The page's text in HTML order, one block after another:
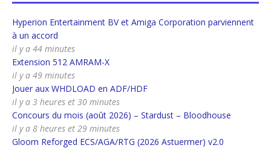
Hyperion Entertainment BV et Amiga Corporation parviennent
à un accord
il y a 44 minutes
Extension 512 AMRAM-X
il y a 49 minutes
Jouer aux WHDLOAD en ADF/HDF
il y a 3 heures et 30 minutes
Concours du mois (août 2026) – Stardust – Bloodhouse
il y a 8 heures et 29 minutes
Gloom Reforged ECS/AGA/RTG (2026 Astuermer) v2.0